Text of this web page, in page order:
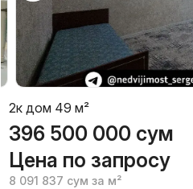
2к дом 49 м²
396 500 000 сум
Цена по запросу
8 091 837 сум за м²